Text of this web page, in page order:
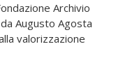
Archivio
Augusto Agosta
valorizzazione